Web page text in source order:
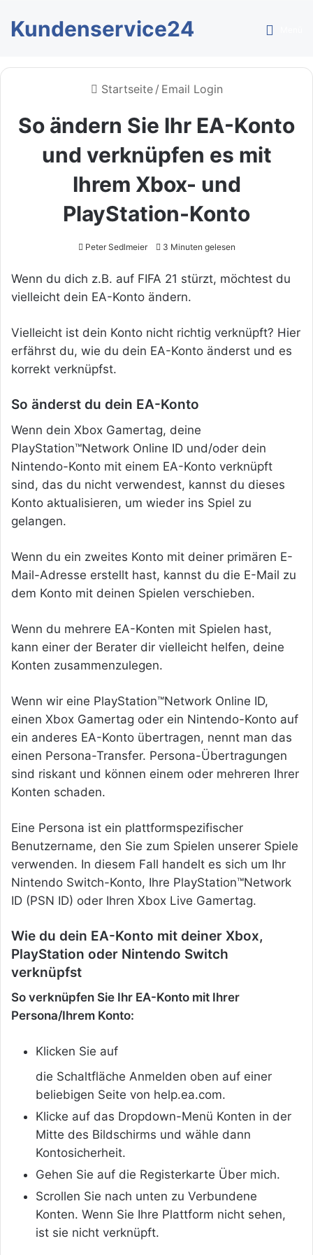
Kundenservice24
Startseite / Email Login
So ändern Sie Ihr EA-Konto
und verknüpfen es mit
Ihrem Xbox- und
PlayStation-Konto
Peter Sedlmeier 3 Minuten gelesen
Wenn du dich z.B. auf FIFA 21 stürzt, möchtest du
vielleicht dein EA-Konto ändern.
Vielleicht ist dein Konto nicht richtig verknüpft? Hier
erfährst du, wie du dein EA-Konto änderst und es
korrekt verknüpfst.
So änderst du dein EA-Konto
Wenn dein Xbox Gamertag, deine
PlayStation™Network Online ID und/oder dein
Nintendo-Konto mit einem EA-Konto verknüpft
sind, das du nicht verwendest, kannst du dieses
Konto aktualisieren, um wieder ins Spiel zu
gelangen.
Wenn du ein zweites Konto mit deiner primären E-
Mail-Adresse erstellt hast, kannst du die E-Mail zu
dem Konto mit deinen Spielen verschieben.
Wenn du mehrere EA-Konten mit Spielen hast,
kann einer der Berater dir vielleicht helfen, deine
Konten zusammenzulegen.
Wenn wir eine PlayStation™Network Online ID,
einen Xbox Gamertag oder ein Nintendo-Konto auf
ein anderes EA-Konto übertragen, nennt man das
einen Persona-Transfer. Persona-Übertragungen
sind riskant und können einem oder mehreren Ihrer
Konten schaden.
Eine Persona ist ein plattformspezifischer
Benutzername, den Sie zum Spielen unserer Spiele
verwenden. In diesem Fall handelt es sich um Ihr
Nintendo Switch-Konto, Ihre PlayStation™Network
ID (PSN ID) oder Ihren Xbox Live Gamertag.
Wie du dein EA-Konto mit deiner Xbox,
PlayStation oder Nintendo Switch
verknüpfst
So verknüpfen Sie Ihr EA-Konto mit Ihrer
Persona/Ihrem Konto:
Klicken Sie auf
die Schaltfläche Anmelden oben auf einer
beliebigen Seite von help.ea.com.
Klicke auf das Dropdown-Menü Konten in der
Mitte des Bildschirms und wähle dann
Kontosicherheit.
Gehen Sie auf die Registerkarte Über mich.
Scrollen Sie nach unten zu Verbundene
Konten. Wenn Sie Ihre Plattform nicht sehen,
ist sie nicht verknüpft.